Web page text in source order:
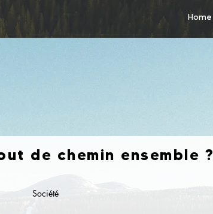
Home
de chemin ensemble ?
Société